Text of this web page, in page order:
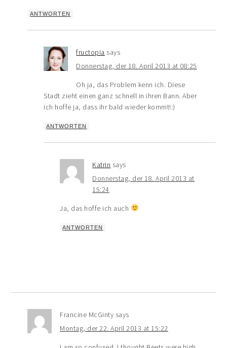
ANTWORTEN
fructopia says
Donnerstag, der 18. April 2013 at 08:25
Oh ja, das Problem kenn ich. Diese
Stadt zieht einen ganz schnell in ihren Bann. Aber
ich hoffe ja, dass ihr bald wieder kommt!:)
ANTWORTEN
Katrin says
Donnerstag, der 18. April 2013 at
15:24
Ja, das hoffe ich auch
ANTWORTEN
Francine McGinty says
Montag, der 22. April 2013 at 15:22